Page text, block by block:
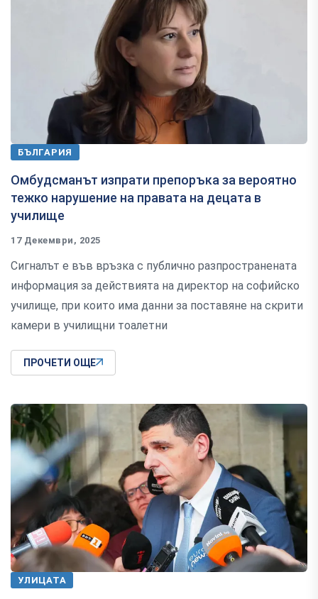
БЪЛГАРИЯ
Омбудсманът изпрати препоръка за вероятно
тежко нарушение на правата на децата в
училище
17 Декември, 2025
Сигналът е във връзка с публично разпространената
информация за действията на директор на софийско
училище, при които има данни за поставяне на скрити
камери в училищни тоалетни
ПРОЧЕТИ ОЩЕ
УЛИЦАТА